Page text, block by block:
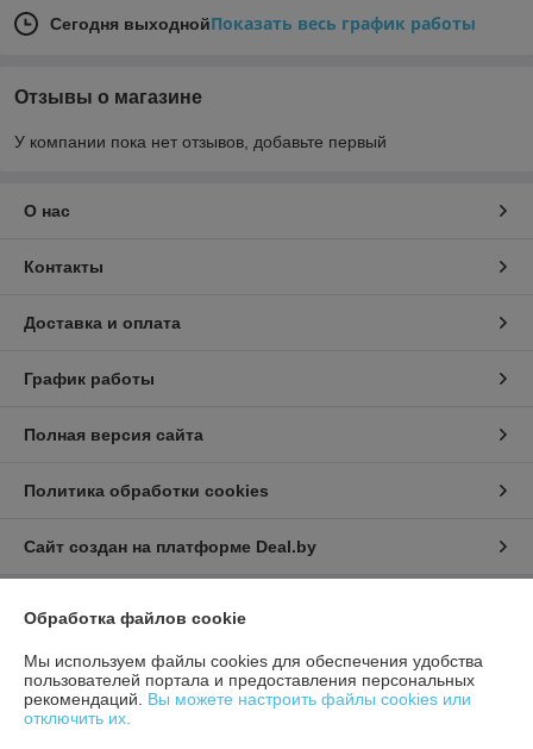
Сегодня выходнойПоказать весь график работы
Отзывы о магазине
У компании пока нет отзывов, добавьте первый
О нас
Контакты
Доставка и оплата
График работы
Полная версия сайта
Политика обработки cookies
Сайт создан на платформе Deal.by
Информация для покупателя
Индивидуальный предприниматель:ИП Афонина Екатерина
Александровна
225131 Ул. Рокоссовского, 5 г. Пружаны, Брестская обл.
Обработка файлов cookie
Мы используем файлы cookies для обеспечения удобства
пользователей портала и предоставления персональных
рекомендаций. Вы можете настроить файлы cookies или
отключить их.